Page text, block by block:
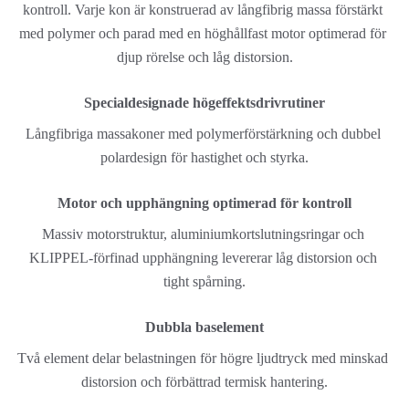
kontroll. Varje kon är konstruerad av långfibrig massa förstärkt
med polymer och parad med en höghållfast motor optimerad för
djup rörelse och låg distorsion.
Specialdesignade högeffektsdrivrutiner
Långfibriga massakoner med polymerförstärkning och dubbel
polardesign för hastighet och styrka.
Motor och upphängning optimerad för kontroll
Massiv motorstruktur, aluminiumkortslutningsringar och
KLIPPEL-förfinad upphängning levererar låg distorsion och
tight spårning.
Dubbla baselement
Två element delar belastningen för högre ljudtryck med minskad
distorsion och förbättrad termisk hantering.